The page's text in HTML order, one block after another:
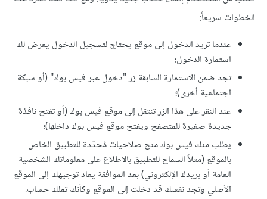
الخطوات سريعاً:
عندما تريد الدخول إلى موقع يحتاج لتسجيل الدخول يعرض لك
استمارة الدخول؛
تجد ضمن الاستمارة السابقة زر "دخول عبر فيس بوك" (أو شبكة
اجتماعية أخرى)؛
عند النقر على هذا الزر تنتقل إلى موقع فيس بوك (أو تفتح نافذة
جديدة صغيرة للمتصفح ويفتح موقع فيس بوك داخلها)؛
يطلب منك فيس بوك منح صلاحيات مُحدّدة للتطبيق الخاص
بالموقع (مثلاً السماح للتطبيق بالاطلاع على معلوماتك الشخصية
العامة أو بريدك الإلكتروني) بعد الموافقة يعاد توجيهك إلى الموقع
الأصلي وتجد نفسك قد دخلت إلى الموقع وكأنك تملك حساب.